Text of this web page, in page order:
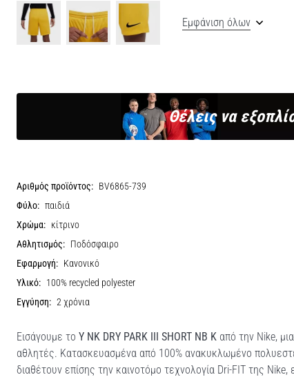
Εμφάνιση όλων
Θέλεις να
Αριθμός προϊόντος: BV6865-739
Φύλο: παιδιά
Χρώμα: κίτρινο
Αθλητισμός: Ποδόσφαιρο
Εφαρμογή: Κανονικό
Υλικό: 100% recycled polyester
Εγγύηση: 2 χρόνια
Εισάγουμε το Y NK DRY PARK III SHORT NB K από την Nike,
αθλητές. Κατασκευασμένα από 100% ανακυκλωμένο
διαθέτουν επίσης την καινοτόμο τεχνολογία Dri-FIT της